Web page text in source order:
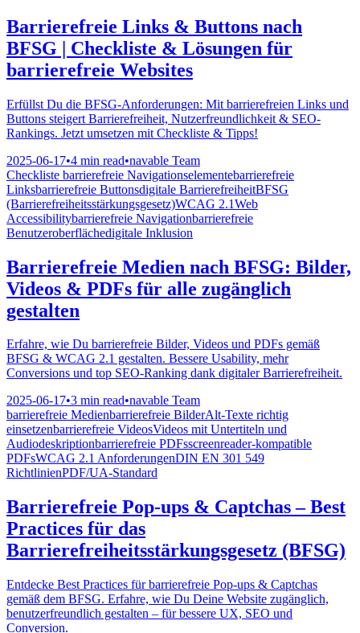
Barrierefreie Links & Buttons nach
BFSG | Checkliste & Lösungen für
barrierefreie Websites
Erfüllst Du die BFSG-Anforderungen: Mit barrierefreien Links und
Buttons steigert Barrierefreiheit, Nutzerfreundlichkeit & SEO-
Rankings. Jetzt umsetzen mit Checkliste & Tipps!
2025-06-17•4 min read•navable Team
Checkliste barrierefreie Navigationselementebarrierefreie
Linksbarrierefreie Buttonsdigitale BarrierefreiheitBFSG
(Barrierefreiheitsstärkungsgesetz)WCAG 2.1Web
Accessibilitybarrierefreie Navigationbarrierefreie
Benutzeroberflächedigitale Inklusion
Barrierefreie Medien nach BFSG: Bilder,
Videos & PDFs für alle zugänglich
gestalten
Erfahre, wie Du barrierefreie Bilder, Videos und PDFs gemäß
BFSG & WCAG 2.1 gestalten. Bessere Usability, mehr
Conversions und top SEO-Ranking dank digitaler Barrierefreiheit.
2025-06-17•3 min read•navable Team
barrierefreie Medienbarrierefreie BilderAlt-Texte richtig
einsetzenbarrierefreie VideosVideos mit Untertiteln und
Audiodeskriptionbarrierefreie PDFsscreenreader-kompatible
PDFsWCAG 2.1 AnforderungenDIN EN 301 549
RichtlinienPDF/UA-Standard
Barrierefreie Pop-ups & Captchas – Best
Practices für das
Barrierefreiheitsstärkungsgesetz (BFSG)
Entdecke Best Practices für barrierefreie Pop-ups & Captchas
gemäß dem BFSG. Erfahre, wie Du Deine Website zugänglich,
benutzerfreundlich gestalten – für bessere UX, SEO und
Conversion.